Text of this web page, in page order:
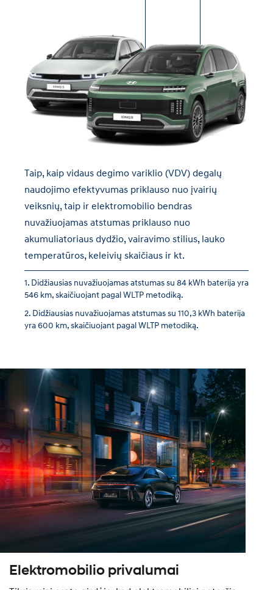
Taip, kaip vidaus degimo variklio (VDV) degalų
naudojimo efektyvumas priklauso nuo įvairių
veiksnių, taip ir elektromobilio bendras
nuvažiuojamas atstumas priklauso nuo
akumuliatoriaus dydžio, vairavimo stilius, lauko
temperatūros, keleivių skaičiaus ir kt.
Didžiausias nuvažiuojamas atstumas su 84 kWh baterija yra
546 km, skaičiuojant pagal WLTP metodiką.
Didžiausias nuvažiuojamas atstumas su 110,3 kWh baterija
yra 600 km, skaičiuojant pagal WLTP metodiką.
Elektromobilio privalumai